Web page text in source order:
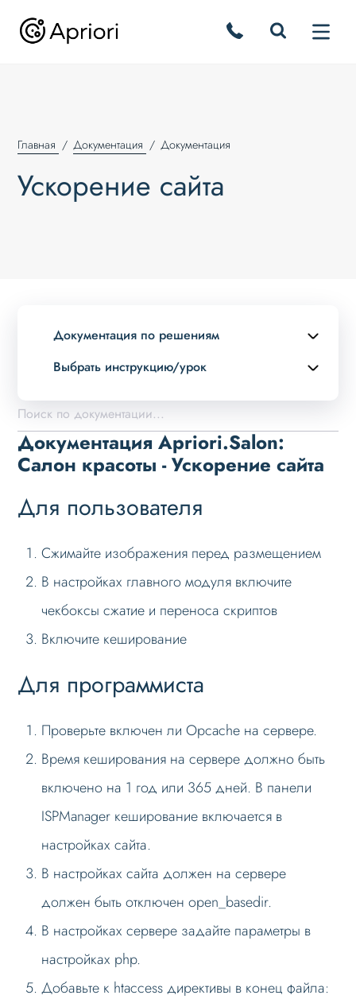
Главная Документация Документация
Ускорение сайта
Документация по решениям
Выбрать инструкцию/урок
Описание курса
Возможности
Примеры страниц
Установка и обновление
Данные
Блоки / секции сайта
Формы и коммуникации
SEO и оптимизация
Экспресс-отладка
Ускорение сайта
Дополнительные функции
Лендинги и посадочные страницы
Проблемы и решения
Веб-разработчикам
Вопрос-ответ
Документация Apriori.Salon:
Салон красоты - Ускорение сайта
Для пользователя
Сжимайте изображения перед размещением
В настройках главного модуля включите
чекбоксы сжатие и переноса скриптов
Включите кеширование
Для программиста
Проверьте включен ли Opcache на сервере.
Время кеширования на сервере должно быть
включено на 1 год или 365 дней. В панели
ISPManager кеширование включается в
настройках сайта.
В настройках сайта должен на сервере
должен быть отключен open_basedir.
В настройках сервере задайте параметры в
настройках php.
Добавьте к htaccess директивы в конец файла: